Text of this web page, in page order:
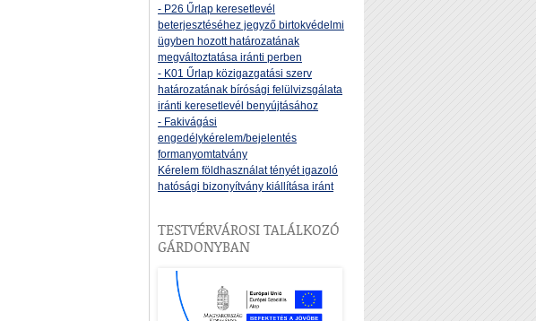
- P26 Űrlap keresetlevél
beterjesztéséhez jegyző birtokvédelmi
ügyben hozott határozatának
megváltoztatása iránti perben
- K01 Űrlap közigazgatási szerv
határozatának bírósági felülvizsgálata
iránti keresetlevél benyújtásához
- Fakivágási
engedélykérelem/bejelentés
formanyomtatvány
Kérelem földhasználat tényét igazoló
hatósági bizonyítvány kiállítása iránt
TESTVÉRVÁROSI TALÁLKOZÓ
GÁRDONYBAN